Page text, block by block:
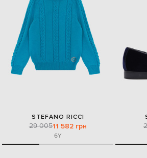
STEFANO RICCI
29 00511 582 грн
6Y